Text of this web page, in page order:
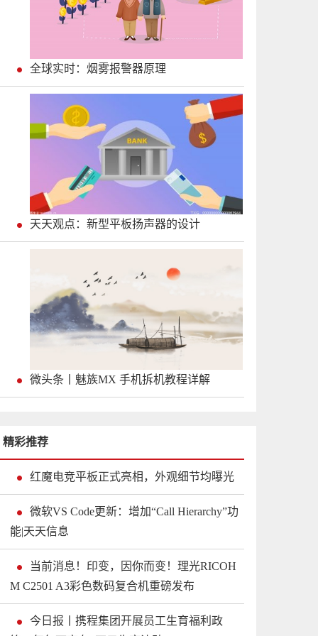
全球实时：烟雾报警器原理
天天观点：新型平板扬声器的设计
微头条丨魅族MX 手机拆机教程详解
精彩推荐
红魔电竞平板正式亮相，外观细节均曝光
微软VS Code更新：增加“Call Hierarchy”功
能|天天信息
当前消息！印变，因你而变！理光RICOH
M C2501 A3彩色数码复合机重磅发布
今日报丨携程集团开展员工生育福利政